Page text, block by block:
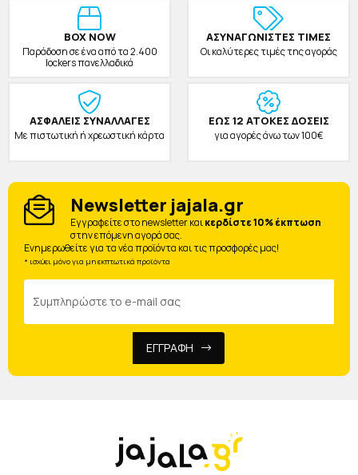
BOX NOW
Παράδοση σε ένα από τα 2.400
lockers πανελλαδικά
ΑΣΥΝΑΓΩΝΙΣΤΕΣ ΤΙΜΕΣ
Οι καλύτερες τιμές της αγοράς
ΑΣΦΑΛΕΙΣ ΣΥΝΑΛΛΑΓΕΣ
Με πιστωτική ή χρεωστική κάρτα
ΕΩΣ 12 ΑΤΟΚΕΣ ΔΟΣΕΙΣ
για αγορές άνω των 100€
Newsletter jajala.gr
Eγγραφείτε στο newsletter καικερδίστε 10% έκπτωση
στην επόμενη αγορά σας.
Ενημερωθείτε για τα νέα προϊόντα και τις προσφορές μας!
* ισχύει μόνο για μη εκπτωτικά προϊόντα
ΕΓΓΡΑΦΗ